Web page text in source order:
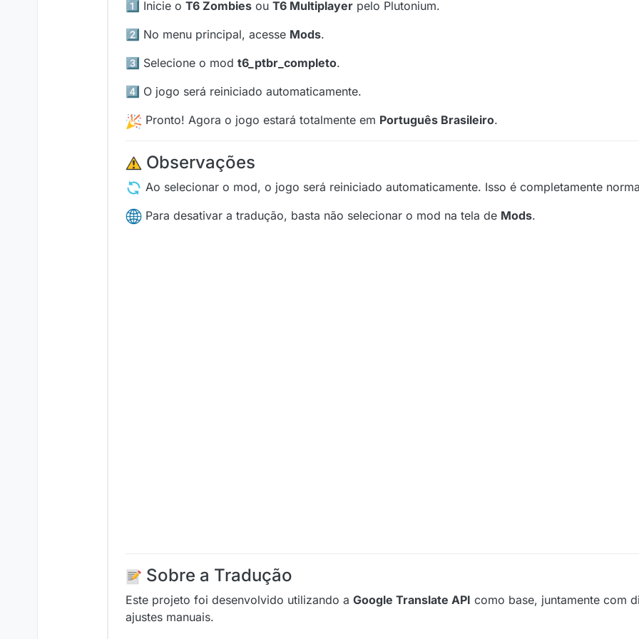
1️⃣ Inicie o T6 Zombies ou T6 Multiplayer pelo Plutonium.
2️⃣ No menu principal, acesse Mods.
3️⃣ Selecione o mod t6_ptbr_completo.
4️⃣ O jogo será reiniciado automaticamente.
Pronto! Agora o jogo estará totalmente em Português Brasileiro.
️ Observações
Ao selecionar o mod, o jogo será reiniciado automaticamente. Isso é completamente
Para desativar a tradução, basta não selecionar o mod na tela de Mods.
Sobre a Tradução
Este projeto foi desenvolvido utilizando a Google Translate API como base, juntamente com
ajustes manuais.